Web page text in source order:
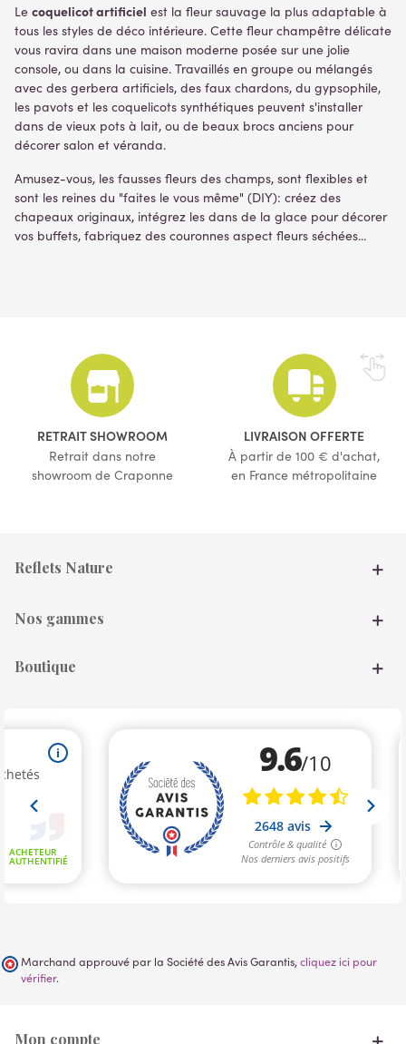
Le coquelicot artificiel est la fleur sauvage la plus adaptable à
tous les styles de déco intérieure. Cette fleur champêtre délicate
vous ravira dans une maison moderne posée sur une jolie
console, ou dans la cuisine. Travaillés en groupe ou mélangés
avec des gerbera artificiels, des faux chardons, du gypsophile,
les pavots et les coquelicots synthétiques peuvent s'installer
dans de vieux pots à lait, ou de beaux brocs anciens pour
décorer salon et véranda.
Amusez-vous, les fausses fleurs des champs, sont flexibles et
sont les reines du "faites le vous même" (DIY): créez des
chapeaux originaux, intégrez les dans de la glace pour décorer
vos buffets, fabriquez des couronnes aspect fleurs séchées...
RETRAIT SHOWROOM
Retrait dans notre
showroom de Craponne
LIVRAISON OFFERTE
À partir de 100 € d'achat,
en France métropolitaine
Reflets Nature
Nos gammes
Boutique
Marchand approuvé par la Société des Avis Garantis, cliquez ici pour
vérifier.
Mon compte